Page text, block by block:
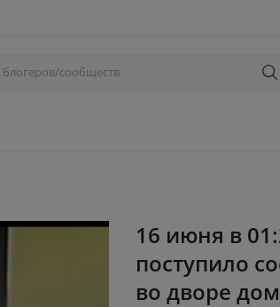
16 июня в
поступило
во дворе